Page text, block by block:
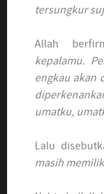
tersungkur
Allah
kepalamu.
engkau akan
umatku,
Lalu
masih